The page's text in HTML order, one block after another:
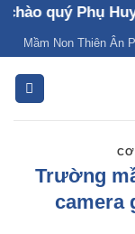
Chuyển
nội
dung
Phụ Huynh
Mầm Non Thiên Ân
Trường
camera